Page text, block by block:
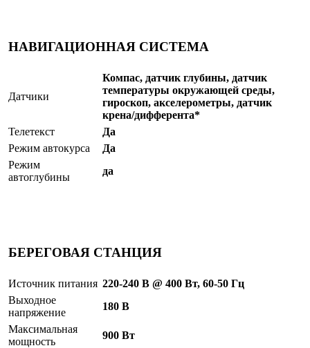
НАВИГАЦИОННАЯ СИСТЕМА
Датчики
Компас, датчик глубины, датчик
температуры окружающей среды,
гироскоп, акселерометры, датчик
крена/дифферента*
Телетекст
Да
Режим автокурса
Да
Режим
автоглубины
да
БЕРЕГОВАЯ СТАНЦИЯ
Источник питания 220-240 В @ 400 Вт, 60-50 Гц
Выходное
напряжение
180 В
Максимальная
мощность
900 Вт